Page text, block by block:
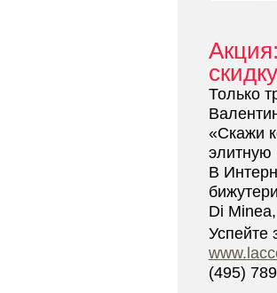
Только
«Скажи
элитную
В
Di
Успейте
(495)